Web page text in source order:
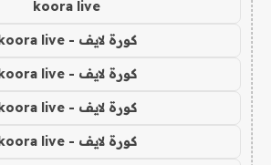
koora live
كورة لايف - koora live
كورة لايف - koora live
كورة لايف - koora live
كورة لايف - koora live